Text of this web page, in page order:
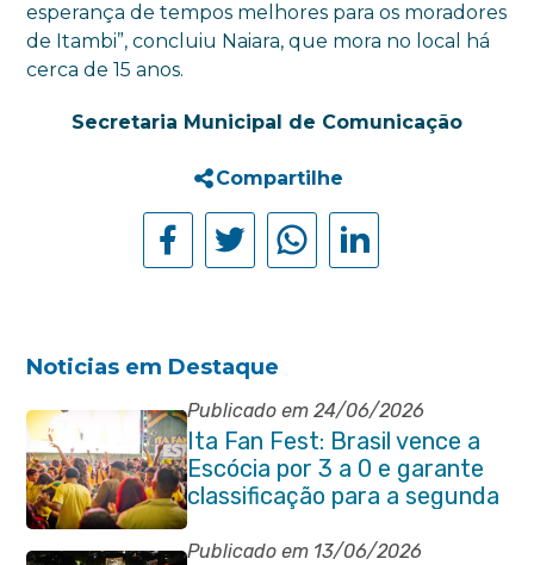
esperança de tempos melhores para os moradores
de Itambi”, concluiu Naiara, que mora no local há
cerca de 15 anos.
Secretaria Municipal de Comunicação
Compartilhe
Noticias em Destaque
Publicado em 24/06/2026
Ita Fan Fest: Brasil vence a
Escócia por 3 a 0 e garante
classificação para a segunda
fase da Copa do Mundo
Publicado em 13/06/2026